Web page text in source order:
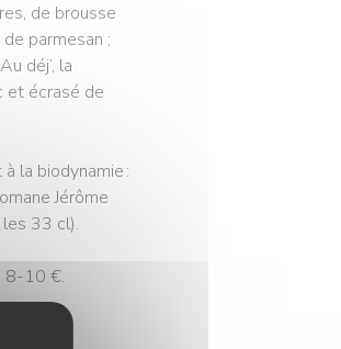
de brousse
parmesan ;
déj’, la
et écrasé de
la biodynamie :
Jérôme
33 cl).
8-10 €.